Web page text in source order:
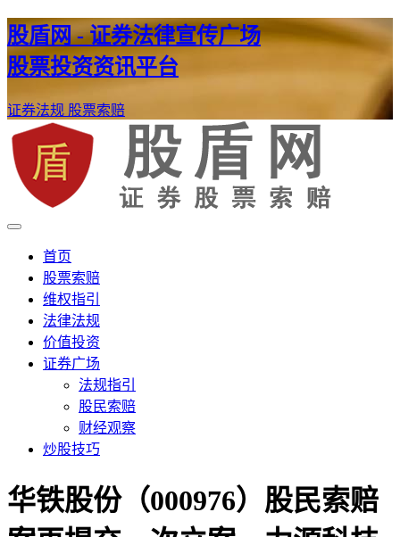
股盾网 - 证券法律宣传广场
股票投资资讯平台
证券法规 股票索赔
股盾网
证券股票维权网
首页
股票索赔
维权指引
法律法规
价值投资
证券广场
法规指引
股民索赔
财经观察
炒股技巧
华铁股份（000976）股民索赔